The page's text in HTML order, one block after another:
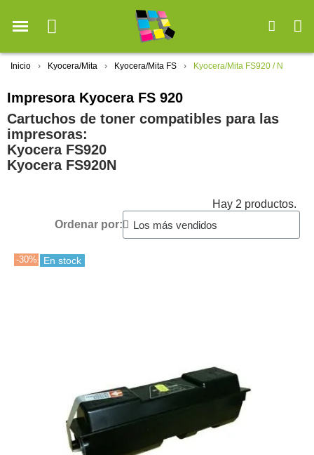
Inicio Kyocera/Mita Kyocera/Mita FS Kyocera/Mita FS920 / N
Impresora Kyocera FS 920
Cartuchos de toner compatibles para las
impresoras:
Kyocera FS920
Kyocera FS920N
Hay 2 productos.
Ordenar por:
-30% En stock